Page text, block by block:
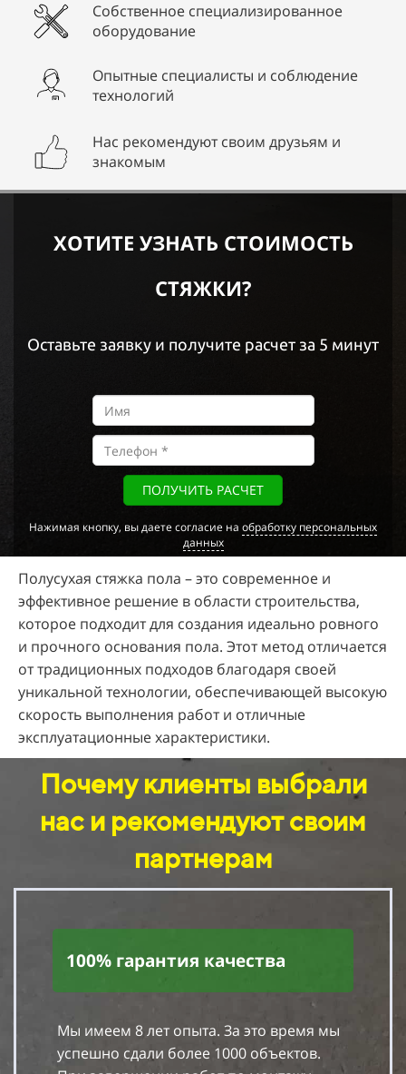
Собственное специализированное
оборудование
Опытные специалисты и соблюдение
технологий
Нас рекомендуют своим друзьям и
знакомым
ХОТИТЕ УЗНАТЬ СТОИМОСТЬ
СТЯЖКИ?
Оставьте заявку и получите расчет за 5 минут
ПОЛУЧИТЬ РАСЧЕТ
Нажимая кнопку, вы даете согласие на обработку персональных
данных
Полусухая стяжка пола – это современное и
эффективное решение в области строительства,
которое подходит для создания идеально ровного
и прочного основания пола. Этот метод отличается
от традиционных подходов благодаря своей
уникальной технологии, обеспечивающей высокую
скорость выполнения работ и отличные
эксплуатационные характеристики.
Почему клиенты выбрали
нас и рекомендуют своим
партнерам
100% гарантия качества
Мы имеем 8 лет опыта. За это время мы
успешно сдали более 1000 объектов.